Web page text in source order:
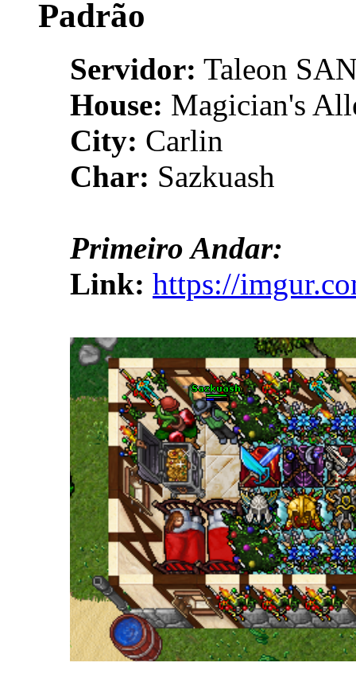
Servidor: Taleon
House: Magician's
City: Carlin
Char: Sazkuash
Primeiro Andar:
Link: https://